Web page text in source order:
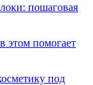
пошаговая
этом помогает
под